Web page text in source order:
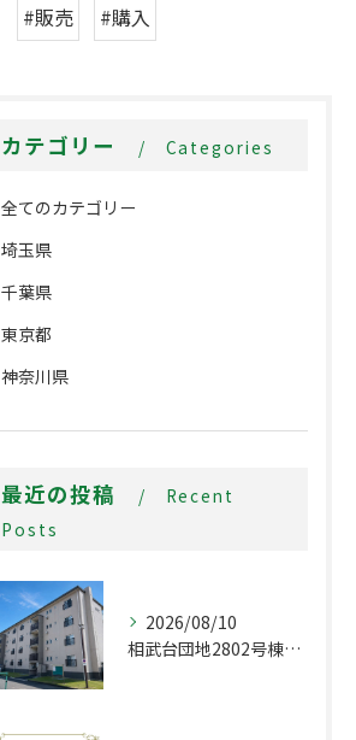
#販売
#購入
カテゴリー Categories
全てのカテゴリー
埼玉県
千葉県
東京都
神奈川県
最近の投稿
Recent
Posts
2026/08/10
相武台団地2802号棟販売開始致しました！